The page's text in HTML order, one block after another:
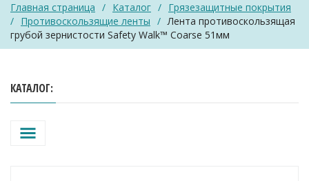
Главная страница / Каталог / Грязезащитные покрытия
/ Противоскользящие ленты / Лента противоскользящая
грубой зернистости Safety Walk™ Coarse 51мм
КАТАЛОГ